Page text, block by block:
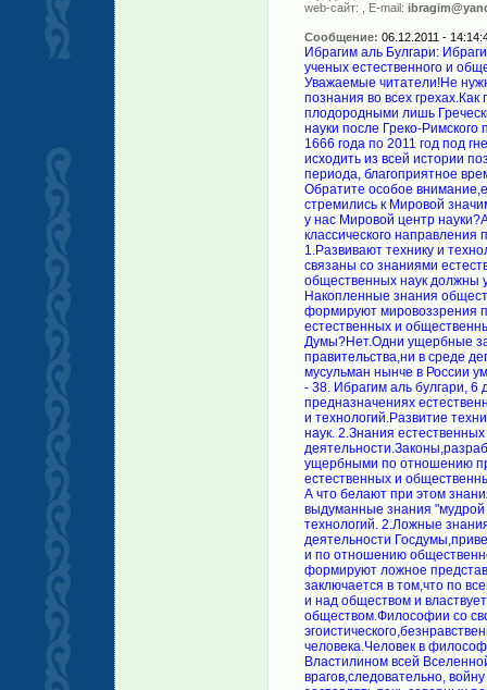
web-сайт:
, E-mail:
Сообщение: 06.12.2011 -
Ибрагим аль Булгари:
ученых естественного и
Уважаемые читатели!Не
познания во всех
плодородными лишь
науки после Греко-
1666 года по 2011 год под
исходить из всей истории
периода, благоприятное
Обратите особое
стремились к Мировой
у нас Мировой центр
классического
1.Развивают технику и
связаны со знаниями
общественных наук должны
Накопленные знания
формируют мировоззрения
естественных и
Думы?Нет.Одни ущербные
правительства,ни в среде
мусульман нынче в России
- 38. Ибрагим аль булгари, 6
предназначениях
и технологий.Развитие
наук. 2.Знания
ущербными по отношению
естественных и
А что белают при этом
выдуманные знания "мудрой
технологий. 2.Ложные
деятельности
и по отношению
формируют ложное
заключается в том,что по
и над обществом и
обществом.Философии со
человека.Человек в
Властилином всей
врагов,следовательно,